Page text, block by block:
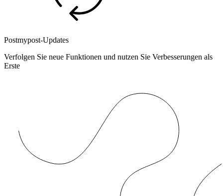
Postmypost-Updates
Verfolgen Sie neue Funktionen und nutzen Sie Verbesserungen als
Erste